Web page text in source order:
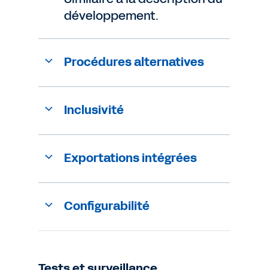
développement.
Procédures alternatives
Inclusivité
Exportations intégrées
Configurabilité